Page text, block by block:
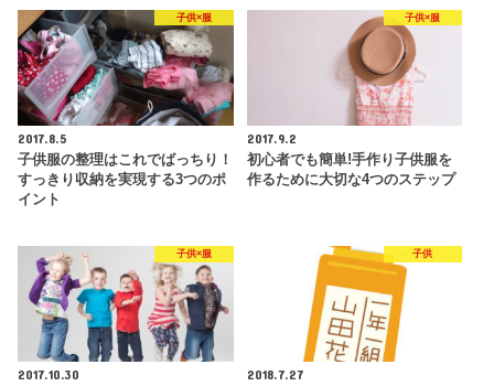
子供×服
2017.8.5
子供服の整理はこれでばっちり！
すっきり収納を実現する3つのポ
イント
子供×服
2017.9.2
初心者でも簡単!手作り子供服を
作るために大切な4つのステップ
子供×服
2017.10.30
子供
2018.7.27